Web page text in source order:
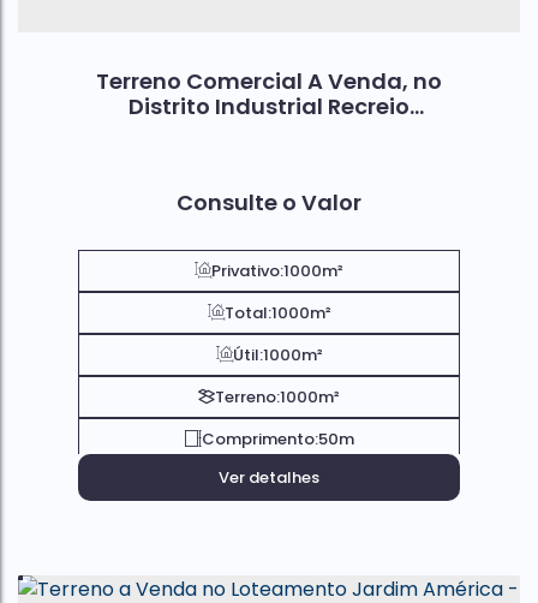
Terreno Comercial A Venda, no
Distrito Industrial Recreio
Consulte o Valor
Privativo:1000m²
Total:1000m²
Útil:1000m²
Terreno:1000m²
Comprimento:50m
Ver detalhes